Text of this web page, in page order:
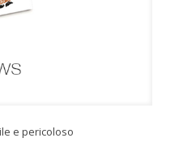
e pericoloso